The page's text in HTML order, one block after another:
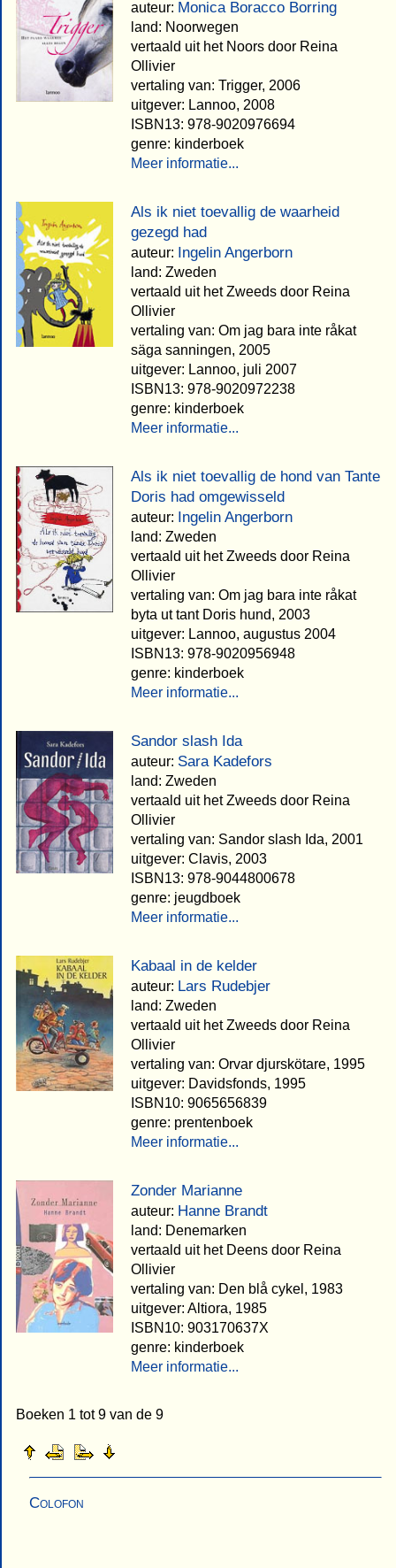
auteur: Monica Boracco Borring
land: Noorwegen
vertaald uit het Noors door Reina
Ollivier
vertaling van: Trigger, 2006
uitgever: Lannoo, 2008
ISBN13: 978-9020976694
genre: kinderboek
Meer informatie...
Als ik niet toevallig de waarheid
gezegd had
auteur: Ingelin Angerborn
land: Zweden
vertaald uit het Zweeds door Reina
Ollivier
vertaling van: Om jag bara inte råkat
säga sanningen, 2005
uitgever: Lannoo, juli 2007
ISBN13: 978-9020972238
genre: kinderboek
Meer informatie...
Als ik niet toevallig de hond van Tante
Doris had omgewisseld
auteur: Ingelin Angerborn
land: Zweden
vertaald uit het Zweeds door Reina
Ollivier
vertaling van: Om jag bara inte råkat
byta ut tant Doris hund, 2003
uitgever: Lannoo, augustus 2004
ISBN13: 978-9020956948
genre: kinderboek
Meer informatie...
Sandor slash Ida
auteur: Sara Kadefors
land: Zweden
vertaald uit het Zweeds door Reina
Ollivier
vertaling van: Sandor slash Ida, 2001
uitgever: Clavis, 2003
ISBN13: 978-9044800678
genre: jeugdboek
Meer informatie...
Kabaal in de kelder
auteur: Lars Rudebjer
land: Zweden
vertaald uit het Zweeds door Reina
Ollivier
vertaling van: Orvar djurskötare, 1995
uitgever: Davidsfonds, 1995
ISBN10: 9065656839
genre: prentenboek
Meer informatie...
Zonder Marianne
auteur: Hanne Brandt
land: Denemarken
vertaald uit het Deens door Reina
Ollivier
vertaling van: Den blå cykel, 1983
uitgever: Altiora, 1985
ISBN10: 903170637X
genre: kinderboek
Meer informatie...
Boeken 1 tot 9 van de 9
Colofon